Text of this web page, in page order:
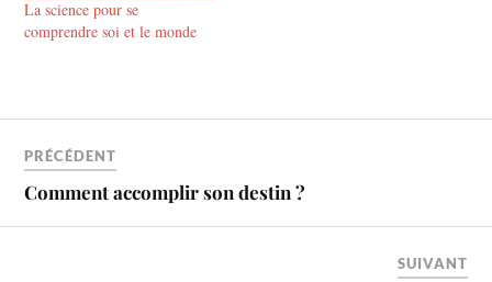
La science pour se
comprendre soi et le monde
PRÉCÉDENT
Comment accomplir son destin ?
SUIVANT